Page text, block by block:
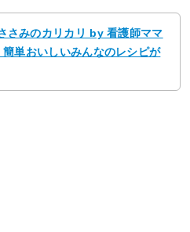
さみのカリカリ by 看護師ママ
単おいしいみんなのレシピが